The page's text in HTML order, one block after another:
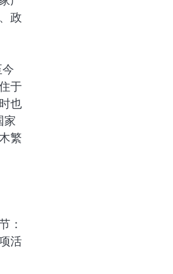
政
于
也
家
繁
：
活